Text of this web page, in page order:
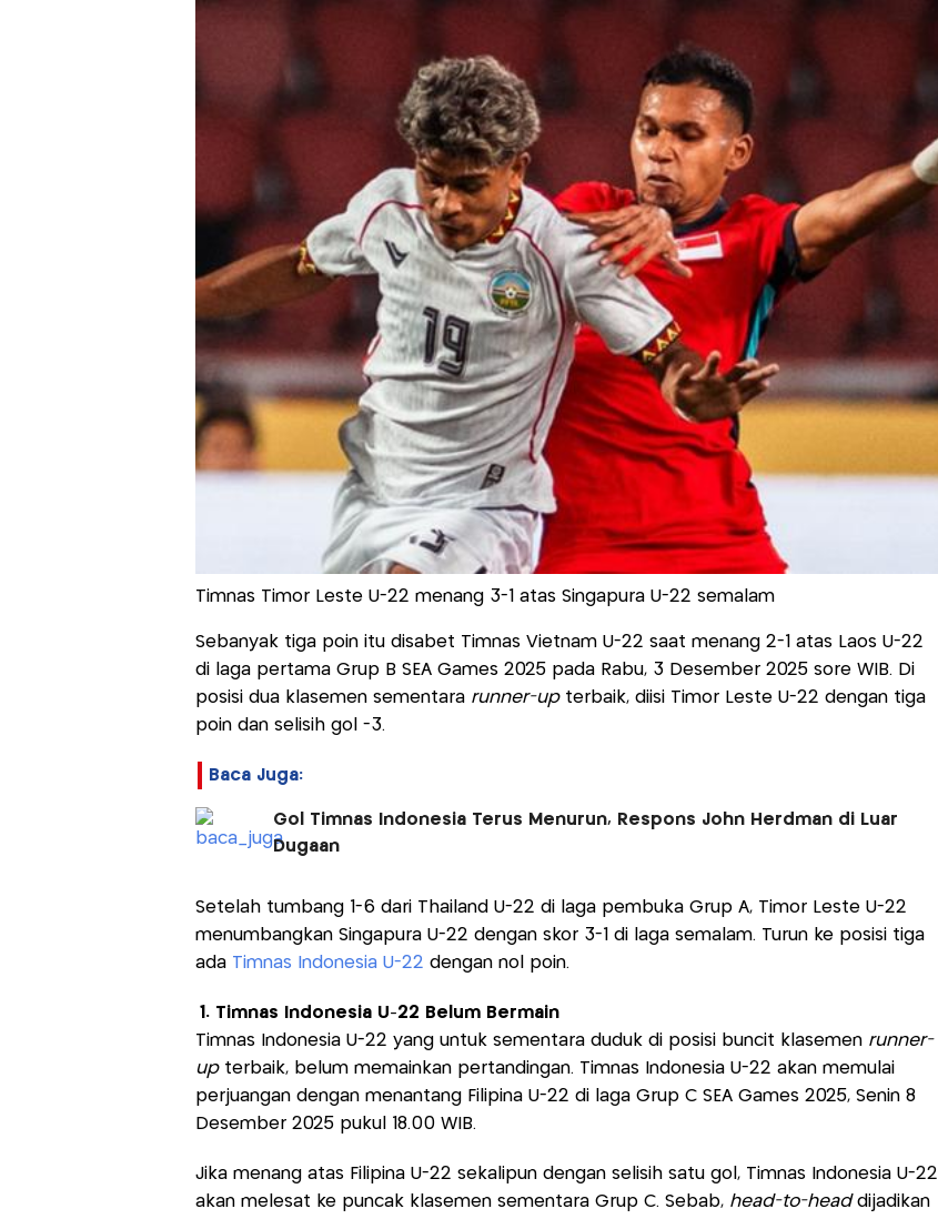
Timnas Timor Leste U-22 menang 3-1 atas Singapura U-22 semalam
Sebanyak tiga poin itu disabet Timnas Vietnam U-22 saat menang 2-1 atas Laos U-22
di laga pertama Grup B SEA Games 2025 pada Rabu, 3 Desember 2025 sore WIB. Di
posisi dua klasemen sementararunner-upterbaik, diisi Timor Leste U-22 dengan tiga
poin dan selisih gol -3.
Baca Juga:
Gol Timnas Indonesia Terus Menurun, Respons John Herdman di Luar
Dugaan
Setelah tumbang 1-6 dari Thailand U-22 di laga pembuka Grup A, Timor Leste U-22
menumbangkan Singapura U-22 dengan skor 3-1 di laga semalam. Turun ke posisi tiga
adaTimnas Indonesia U-22 dengan nol poin.
1. Timnas Indonesia U-22 Belum Bermain
Timnas Indonesia U-22 yang untuk sementara duduk di posisi buncit klasemen runner-
upterbaik, belum memainkan pertandingan. Timnas Indonesia U-22 akan memulai
perjuangan dengan menantang Filipina U-22 di laga Grup C SEA Games 2025, Senin 8
Desember 2025 pukul 18.00 WIB.
Jika menang atas Filipina U-22 sekalipun dengan selisih satu gol, Timnas Indonesia U-22
akan melesat ke puncak klasemen sementara Grup C. Sebab, head-to-headdijadikan